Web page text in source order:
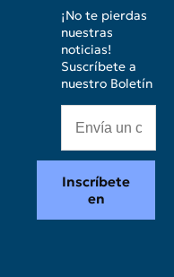
¡No te pierdas
nuestras
noticias!
Suscríbete a
nuestro Boletín
Inscríbete
en